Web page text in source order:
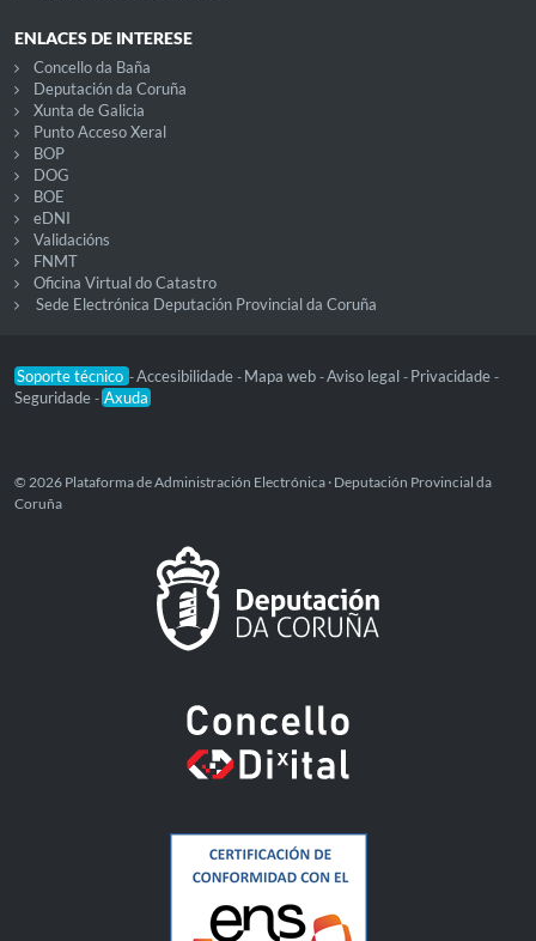
ENLACES DE INTERESE
Concello da Baña
Deputación da Coruña
Xunta de Galicia
Punto Acceso Xeral
BOP
DOG
BOE
eDNI
Validacións
FNMT
Oficina Virtual do Catastro
Sede Electrónica Deputación Provincial da Coruña
Soporte técnico -Accesibilidade - Mapa web -Aviso legal - Privacidade -
Seguridade - Axuda
© 2026 Plataforma de Administración Electrónica · Deputación Provincial da
Coruña